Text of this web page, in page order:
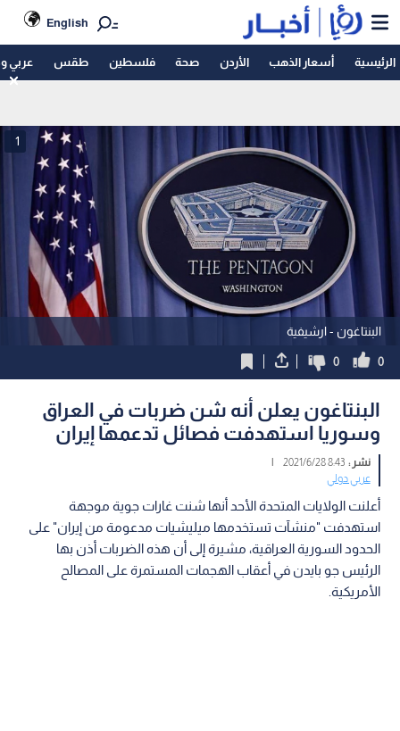
English
الرئيسية أسعار الذهب الأردن صحة فلسطين طقس عربي
البنتاغون - ارشيفية
1
0
0
البنتاغون يعلن أنه شن ضربات في العراق
وسوريا استهدفت فصائل تدعمها إيران
نشر :8:43 2021/6/28
|
عربي دولي
أعلنت الولايات المتحدة الأحد أنها شنت غارات جوية موجهة
استهدفت "منشآت تستخدمها ميليشيات مدعومة من إيران" على
الحدود السورية العراقية، مشيرة إلى أن هذه الضربات أذن بها
الرئيس جو بايدن في أعقاب الهجمات المستمرة على المصالح
الأمريكية.